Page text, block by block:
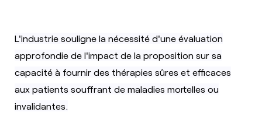
L'industrie souligne la nécessité d'une évaluation
approfondie de l'impact de la proposition sur sa
capacité à fournir des thérapies sûres et efficaces
aux patients souffrant de maladies mortelles ou
invalidantes.